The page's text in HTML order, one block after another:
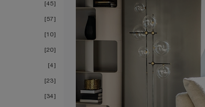
45
57
10
20
4
23
34